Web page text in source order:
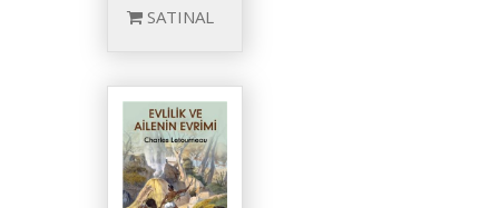
SATINAL